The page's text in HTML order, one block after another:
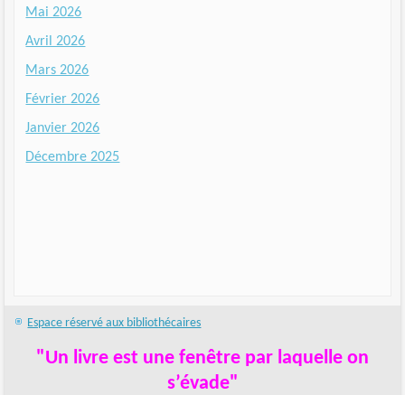
Mai 2026
Avril 2026
Mars 2026
Février 2026
Janvier 2026
Décembre 2025
Espace réservé aux bibliothécaires
"Un livre est une fenêtre par laquelle on
s’évade"